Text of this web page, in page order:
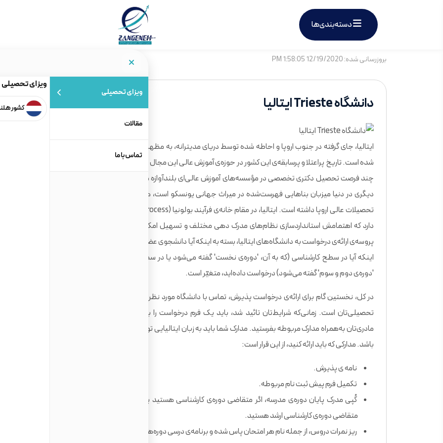
دسته‌بندی‌ها
ویزای تحصیلی
مقالات
تماس با ما
ویزای تحصیلی
کشور
بروزرسانی شده: 12/19/2020 1:58:05 PM
دانشگاه Trieste ایتالیا
ایتالیا، جای گرفته در جنوب اروپا و احاطه شده توسط دریای مدیترانه، به مظهر فرهنگ، تفریح، مد و غذای خوب بدل
شده است. تاریخ پراعتلا و پرسابقه‌ی این کشور در حوزه‌ی آموزش عالی این مجال را به او داده است که به عرضه‌ی چندین و
چند فرصت‌ تحصیل دکتری تخصصی در مؤسسه‌های آموزش عالی‌ای بلندآوازه مفتخر باشد. ایتالیا که بیش از هر کشور
دیگری در دنیا میزبان بناهایی فهرست‌شده در میراث جهانی یونسکو است، همچنین نقشی مهم در شکل دادن به
دارد که اهتمامش استانداردسازی نظام‌های مدرک ‌دهی مختلف و تسهیل امکان تحصیل در پهنه‌ی بین‌الملل است.
پروسه‌ی ارائه‌ی درخواست به دانشگاه‌های ایتالیا، بسته به اینکه آیا دانشجوی عضو اتحادیه‌ی اروپا هستید یا نه و بسته به
اینکه آیا در سطح کارشناسی (که به آن، 'دوره‌ی نخست' گفته می‌شود یا در سطح کارشناسی ارشد یا دکتری (که به آن،
'دوره‌ی دوم و سوم' گفته می‌شود) درخواست داده‌اید، متغیّر است.
در کل، نخستین گام برای ارائه‌ی درخواست پذیرش، تماس با دانشگاه مورد نظر خود برای بررسی شرایط ورود به دوره‌ی
تحصیلی‌تان است. زمانی‌که شرایط‌تان تائید شد، باید یک فرم درخواست را به سفارت یا کنسولگری ایتالیا در کشور
مادری‌تان به‌همراه مدارک مربوطه بفرستید. مدارک شما باید به زبان ایتالیایی توسط یک مترجم مورد تائید ترجمه شده
باشد. مدارکی که باید ارائه کنید، از این قرار است:
نامه ی پذیرش.
تکمیل فرم پیش‌ ثبت ‌نام مربوطه.
کُپی مدرک پایان دوره‌ی مدرسه، اگر متقاضی دوره‌ی کارشناسی هستید یا کُپی مدرک دوره‌ی کارشناسی اگر
متقاضی دوره‌ی کارشناسی ارشد هستید.
ریز نمرات دروس، از جمله نام هر امتحان پاس‌ شده و برنامه‌ی درسی دوره‌هایی که در آن شرکت کرده‌اید.